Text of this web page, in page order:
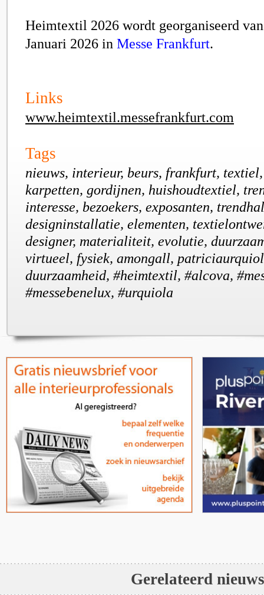
Heimtextil 2026 wordt georganiseerd
Januari 2026 in Messe Frankfurt.
Links
www.heimtextil.messefrankfurt.com
Tags
nieuws, interieur, beurs, frankfurt,
karpetten, gordijnen, huishoudtextiel,
interesse, bezoekers, exposanten,
designinstallatie, elementen,
designer, materialiteit, evolutie,
virtueel, fysiek, amongall,
duurzaamheid, #heimtextil, #alcova,
#messebenelux, #urquiola
Gerelateerd nieuws